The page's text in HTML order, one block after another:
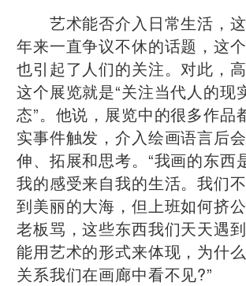
艺术能否介入日常生活，这
年来一直争议不休的话题，这
也引起了人们的关注。对此，
这个展览就是“关注当代人的现
态”。他说，展览中的很多作品
实事件触发，介入绘画语言后
伸、拓展和思考。“我画的东西
我的感受来自我的生活。我们
到美丽的大海，但上班如何挤
老板骂，这些东西我们天天遇
能用艺术的形式来体现，为什
关系我们在画廊中看不见?”